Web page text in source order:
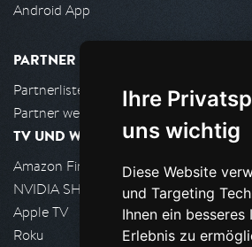
Ihre
uns wichtig
Diese Website
und Targeting
Ihnen ein besseres
Erlebnis zu
Android App
PARTNER
Partnerliste
Partner werden
TV UND WOHNZIMMER
Amazon FireTV
NVIDIA SHIELD, Google TV
Apple TV
Roku